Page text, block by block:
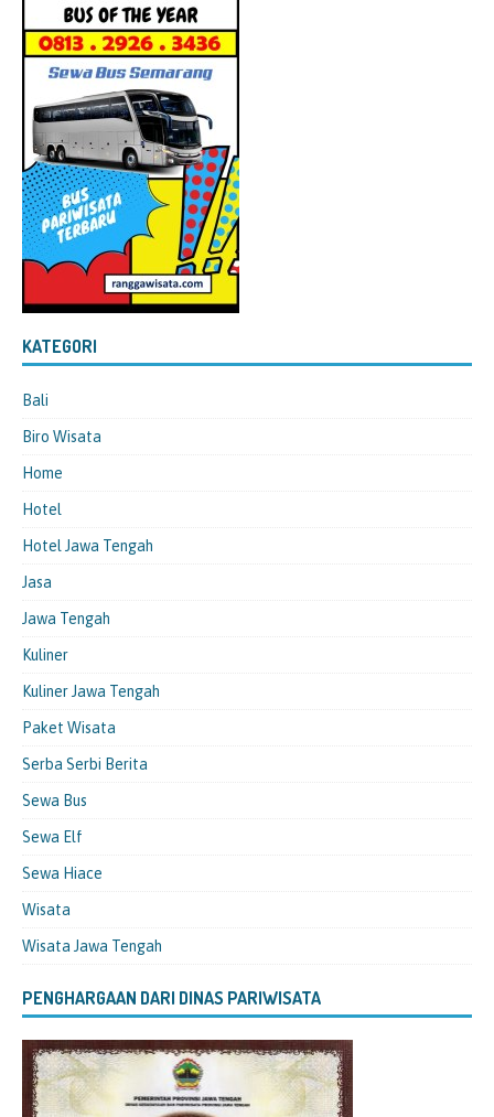
KATEGORI
Bali
Biro Wisata
Home
Hotel
Hotel Jawa Tengah
Jasa
Jawa Tengah
Kuliner
Kuliner Jawa Tengah
Paket Wisata
Serba Serbi Berita
Sewa Bus
Sewa Elf
Sewa Hiace
Wisata
Wisata Jawa Tengah
PENGHARGAAN DARI DINAS PARIWISATA